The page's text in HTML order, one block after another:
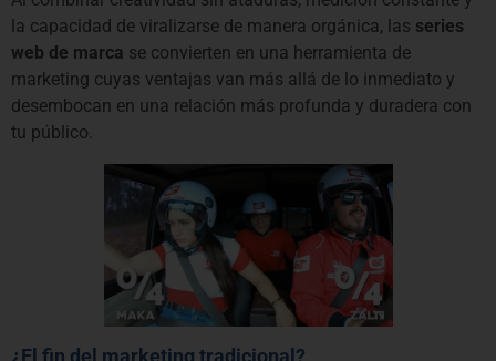
la capacidad de viralizarse de manera orgánica, las series
web de marca se convierten en una herramienta de
marketing cuyas ventajas van más allá de lo inmediato y
desembocan en una relación más profunda y duradera con
tu público.
¿El fin del marketing tradicional?